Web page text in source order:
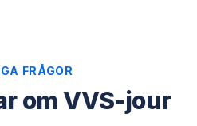
FRÅGOR
om VVS-jour